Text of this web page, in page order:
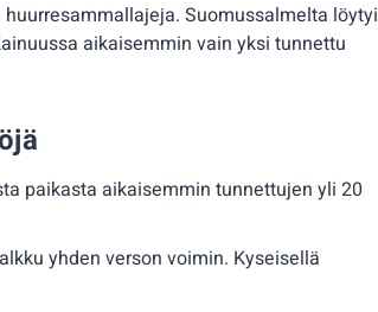
Suomussalmelta löytyi
aikaisemmin vain yksi tunnettu
paikasta aikaisemmin tunnettujen yli 20
yhden verson voimin. Kyseisellä